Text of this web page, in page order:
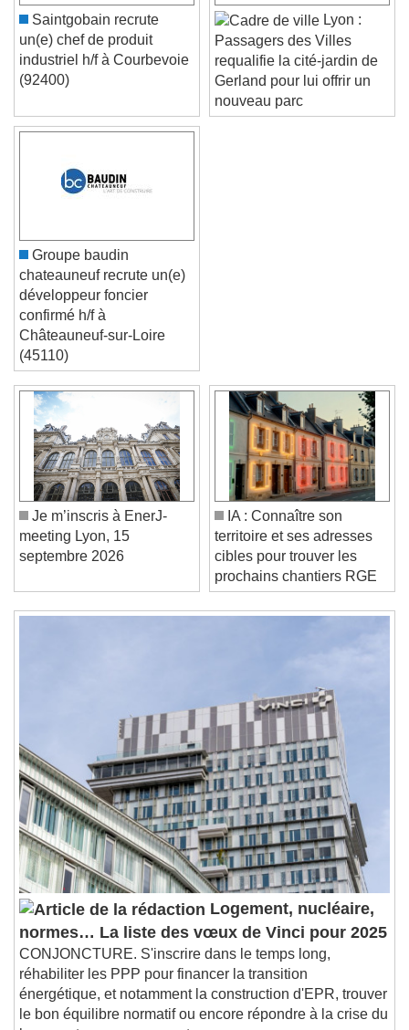
Video Player is loading.
Play Video
Skip Backward
Skip Forward
Unmute
Current Time0:00
/
Duration-:-
Loaded: 0%
Stream Type
Seek to live, currently behind liveLIVE
descriptions off, selected
Subtitles
subtitles settings, opens subtitles
settings dialog
subtitles off, selected
Audio Track
Picture-in-Picture
Fullscreen
This is a modal window.
Beginning of dialog window. Escape will cancel
and close the window.
Text
Color
Saintgobain recrute
un(e) chef de produit
industriel h/f à Courbevoie
Lyon :
Passagers des Villes
requalifie la cité-jardin de
Gerland pour lui offrir un
nouveau parc
Groupe baudin
chateauneuf recrute un(e)
développeur foncier
confirmé h/f à
Châteauneuf-sur-Loire
(45110)
Je m’inscris à EnerJ-
meeting Lyon, 15
IA : Connaître son
territoire et ses adresses
cibles pour trouver les
prochains chantiers RGE
Logement, nucléaire,
normes… La liste des vœux de Vinci pour 2025
CONJONCTURE. S'inscrire dans le temps long,
réhabiliter les PPP pour financer la transition
énergétique, et notamment la construction d'EPR, trouver